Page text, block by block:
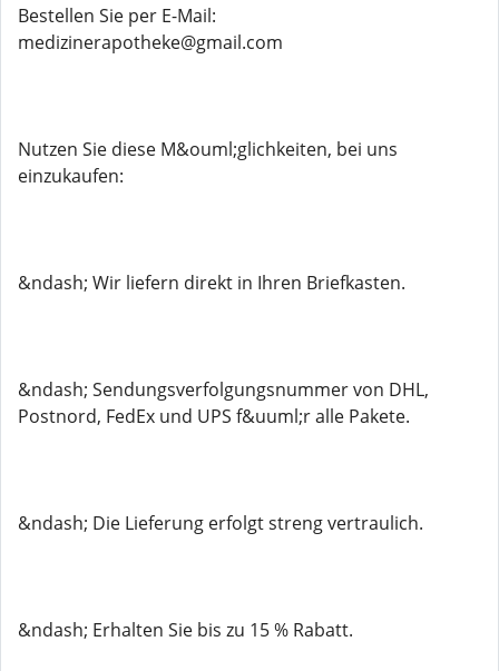
Bestellen Sie per E-Mail:
medizinerapotheke@gmail.com
Nutzen Sie diese M&ouml;glichkeiten, bei uns
einzukaufen:
&ndash; Wir liefern direkt in Ihren Briefkasten.
&ndash; Sendungsverfolgungsnummer von DHL,
Postnord, FedEx und UPS f&uuml;r alle Pakete.
&ndash; Die Lieferung erfolgt streng vertraulich.
&ndash; Erhalten Sie bis zu 15 % Rabatt.